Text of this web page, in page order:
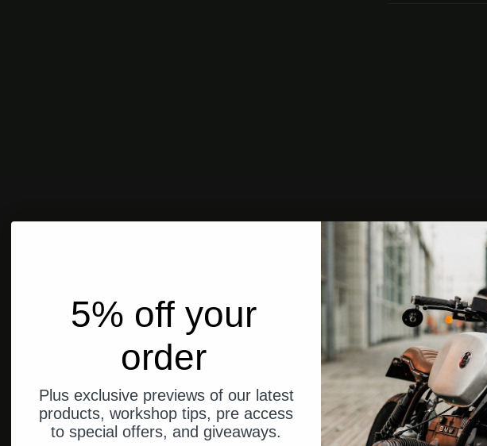
5% off your
order
Plus exclusive previews of our latest
products, workshop tips, pre access
to special offers, and giveaways.